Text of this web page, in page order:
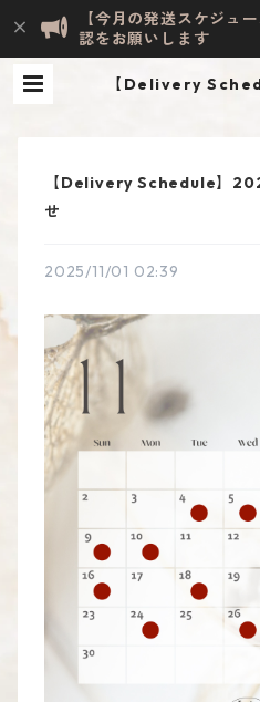
【今月の発送スケジュ
認をお願いします
【Delivery
【Delivery Schedule】
せ
2025/11/01 02:39